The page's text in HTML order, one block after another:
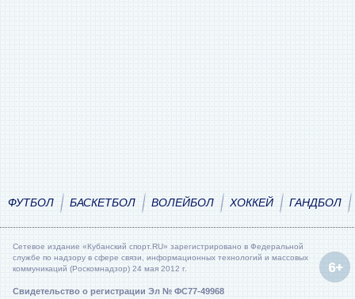
ФУТБОЛ БАСКЕТБОЛ ВОЛЕЙБОЛ ХОККЕЙ ГАНДБОЛ
Сетевое издание «Кубанский спорт.RU» зарегистрировано в Федеральной
службе по надзору в сфере связи, информационных технологий и массовых
коммуникаций (Роскомнадзор) 24 мая 2012 г.
Свидетельство о регистрации Эл № ФС77-49968